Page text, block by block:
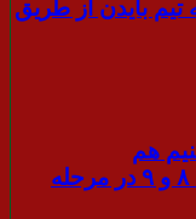
تیم بایدن از طریق
هم
می‌فروشیم/ سانتریفیوژهای نسل ۶، ۸ و ۹ در مرحله